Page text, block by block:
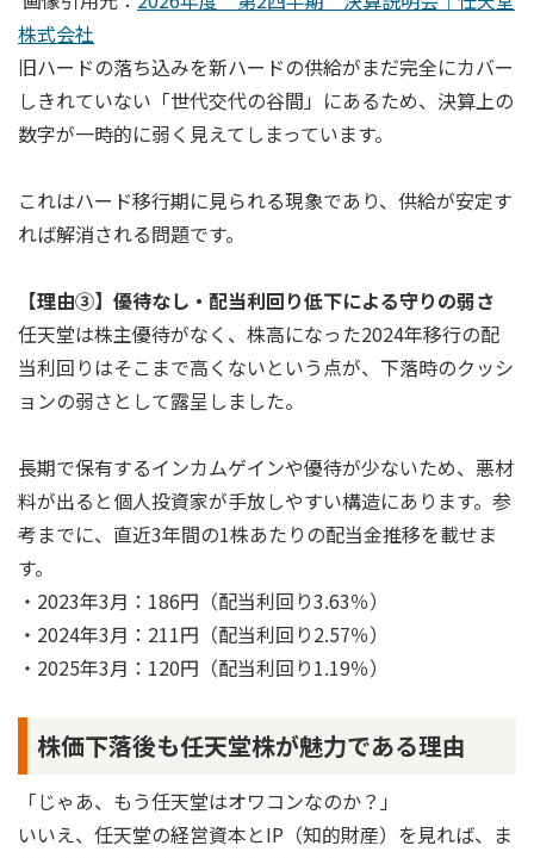
株式会社
旧ハードの落ち込みを新ハードの供給がまだ完全にカバー
しきれていない「世代交代の谷間」にあるため、決算上の
数字が一時的に弱く見えてしまっています。
これはハード移行期に見られる現象であり、供給が安定す
れば解消される問題です。
【理由③】優待なし・配当利回り低下による守りの弱さ
任天堂は株主優待がなく、株高になった2024年移行の配
当利回りはそこまで高くないという点が、下落時のクッシ
ョンの弱さとして露呈しました。
長期で保有するインカムゲインや優待が少ないため、悪材
料が出ると個人投資家が手放しやすい構造にあります。参
考までに、直近3年間の1株あたりの配当金推移を載せま
す。
・2023年3月：186円（配当利回り3.63％）
・2024年3月：211円（配当利回り2.57％）
・2025年3月：120円（配当利回り1.19％）
株価下落後も任天堂株が魅力である理由
「じゃあ、もう任天堂はオワコンなのか？」
いいえ、任天堂の経営資本とIP（知的財産）を見れば、ま